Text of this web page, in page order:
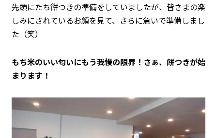
先頭にたち餅つきの準備をしていましたが、皆さまの楽
しみにされているお顔を見て、さらに急いで準備しまし
た（笑）
もち米のいい匂いにもう我慢の限界！さぁ、餅つきが始
まります！